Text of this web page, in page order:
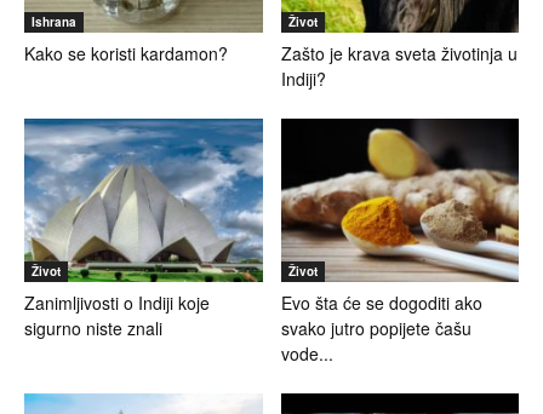
Ishrana
Kako se koristi kardamon?
Život
Zašto je krava sveta životinja u
Indiji?
Život
Zanimljivosti o Indiji koje
sigurno niste znali
Život
Evo šta će se dogoditi ako
svako jutro popijete čašu
vode...